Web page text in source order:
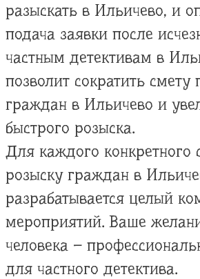
разыскать в Ильичево, и
подача заявки после
частным детективам в
позволит сократить смету
граждан в Ильичево и
быстрого розыска.
Для каждого конкретного
розыску граждан в
разрабатывается целый
мероприятий. Ваше
человека –
для частного детектива.